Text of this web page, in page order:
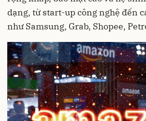
dạng, từ start-up công nghệ đến
như Samsung, Grab, Shopee,